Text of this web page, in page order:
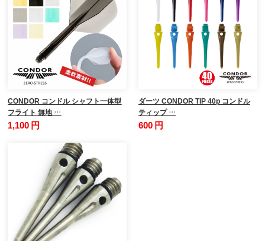
CONDOR コンドル シャフト一体型
フライト 無地 …
1,100 円
ダーツ CONDOR TIP 40p コンドル
ティップ …
600 円